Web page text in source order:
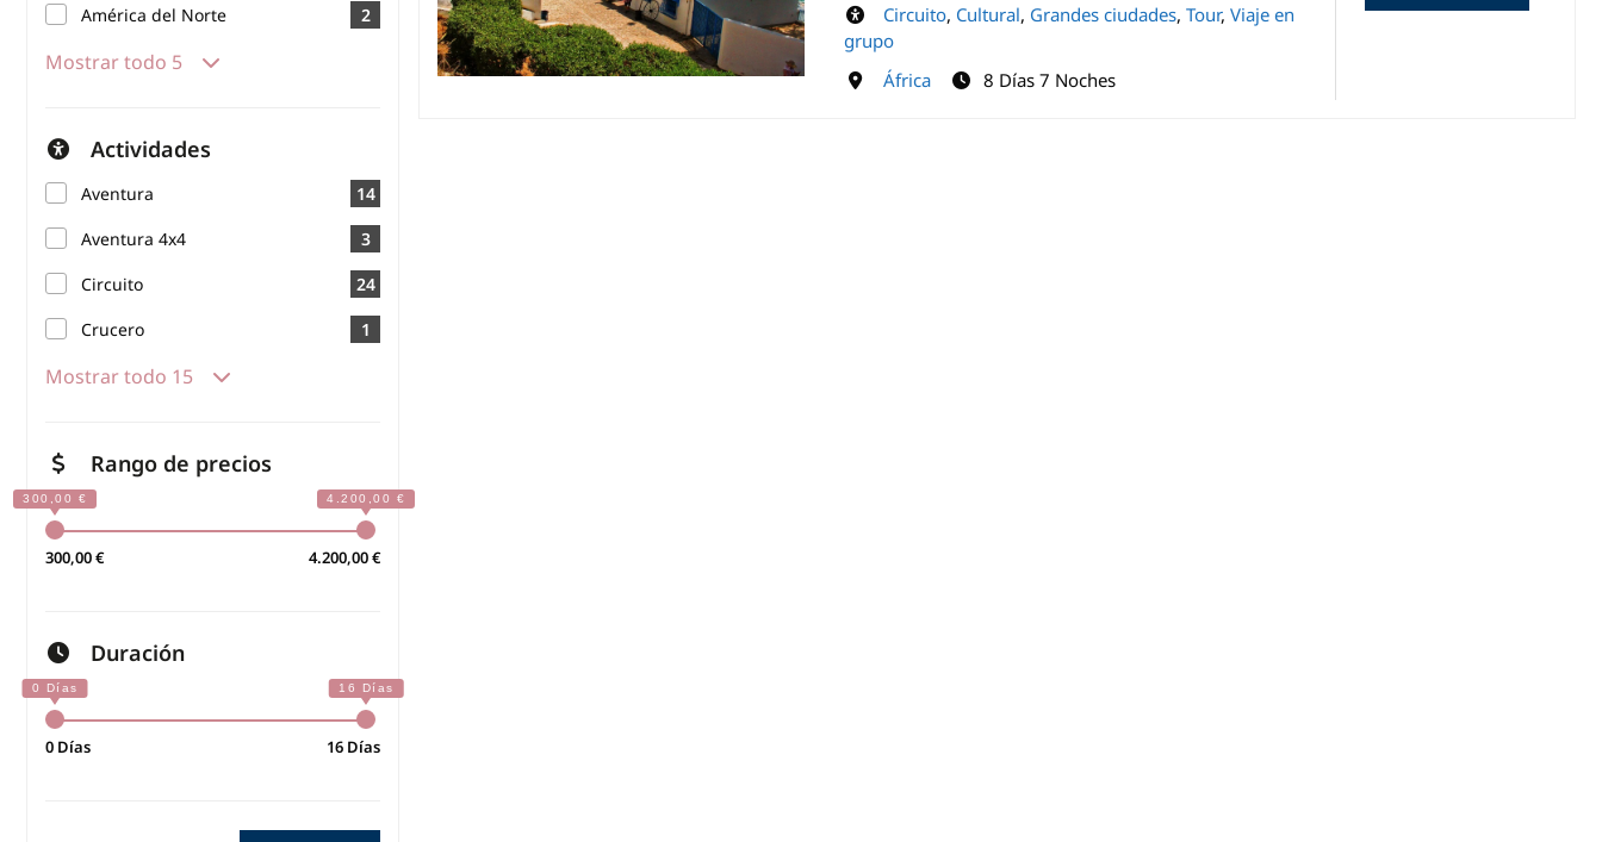
América del Norte
2
Mostrar todo 5
Actividades
Aventura
14
Aventura 4x4
3
Circuito
24
Crucero
1
Mostrar todo 15
Rango de precios
300,00 € 4.200,00 €
Duración
0 Días 16 Días
Circuito, Cultural, Grandes ciudades, Tour, Viaje en
grupo
África
8 Días 7 Noches